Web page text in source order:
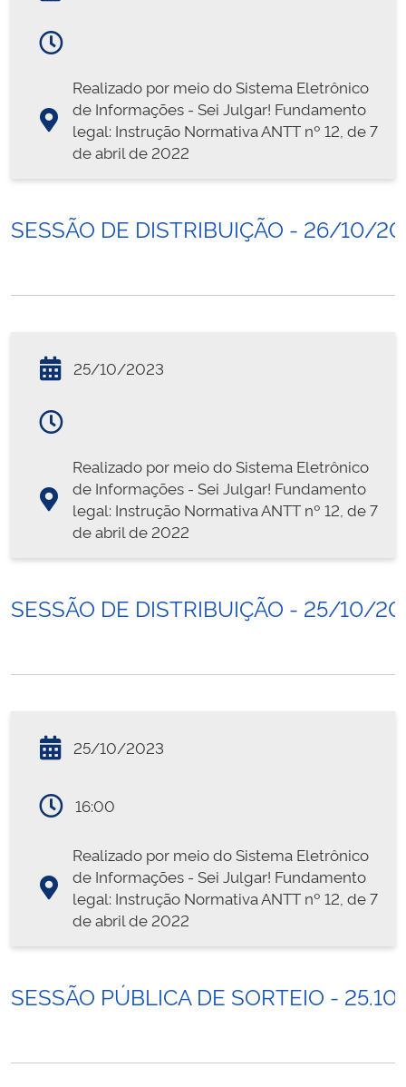
Realizado por meio do Sistema Eletrônico
de Informações - Sei Julgar! Fundamento
legal: Instrução Normativa ANTT nº 12, de 7
de abril de 2022
SESSÃO DE DISTRIBUIÇÃO - 26/10/
25/10/2023
Realizado por meio do Sistema Eletrônico
de Informações - Sei Julgar! Fundamento
legal: Instrução Normativa ANTT nº 12, de 7
de abril de 2022
SESSÃO DE DISTRIBUIÇÃO - 25/10/
25/10/2023
16:00
Realizado por meio do Sistema Eletrônico
de Informações - Sei Julgar! Fundamento
legal: Instrução Normativa ANTT nº 12, de 7
de abril de 2022
SESSÃO PÚBLICA DE SORTEIO -